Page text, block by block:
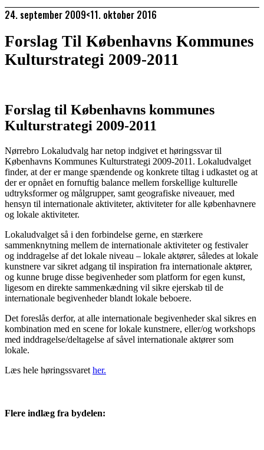
24. september 2009<11. oktober 2016
Forslag Til Københavns Kommunes
Kulturstrategi 2009-2011
Forslag til Københavns kommunes
Kulturstrategi 2009-2011
Nørrebro Lokaludvalg har netop indgivet et høringssvar til
Københavns Kommunes Kulturstrategi 2009-2011. Lokaludvalget
finder, at der er mange spændende og konkrete tiltag i udkastet og at
der er opnået en fornuftig balance mellem forskellige kulturelle
udtryksformer og målgrupper, samt geografiske niveauer, med
hensyn til internationale aktiviteter, aktiviteter for alle københavnere
og lokale aktiviteter.
Lokaludvalget så i den forbindelse gerne, en stærkere
sammenknytning mellem de internationale aktiviteter og festivaler
og inddragelse af det lokale niveau – lokale aktører, således at lokale
kunstnere var sikret adgang til inspiration fra internationale aktører,
og kunne bruge disse begivenheder som platform for egen kunst,
ligesom en direkte sammenkædning vil sikre ejerskab til de
internationale begivenheder blandt lokale beboere.
Det foreslås derfor, at alle internationale begivenheder skal sikres en
kombination med en scene for lokale kunstnere, eller/og workshops
med inddragelse/deltagelse af såvel internationale aktører som
lokale.
Læs hele høringssvaret her.
Flere indlæg fra bydelen: